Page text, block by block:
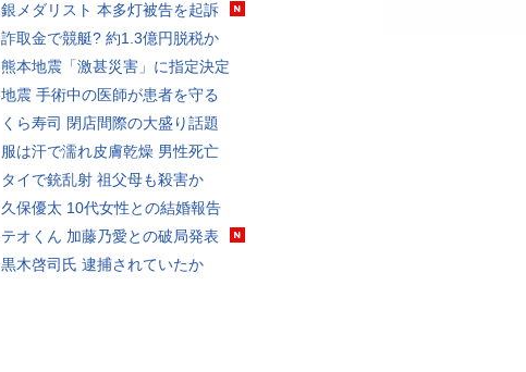
銀メダリスト 本多灯被告を起訴
詐取金で競艇? 約1.3億円脱税か
熊本地震「激甚災害」に指定決定
地震 手術中の医師が患者を守る
くら寿司 閉店間際の大盛り話題
服は汗で濡れ皮膚乾燥 男性死亡
タイで銃乱射 祖父母も殺害か
久保優太 10代女性との結婚報告
テオくん 加藤乃愛との破局発表
黒木啓司氏 逮捕されていたか